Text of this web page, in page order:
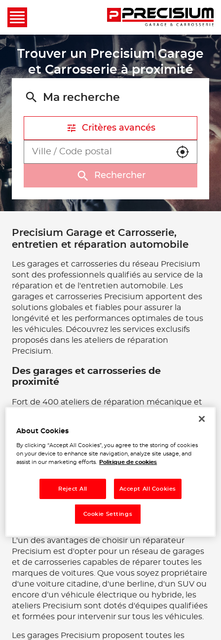
Trouver un Precisium Garage
et Carrosserie à proximité
Ma recherche
Critères avancés
Utiliser
Rechercher
Precisium Garage et Carrosserie,
entretien et réparation automobile
Les garages et carrosseries du réseau Precisium
sont des professionnels qualifiés au service de la
réparation et de l'entretien automobile. Les
garages et carrosseries Precisium apportent des
solutions globales et fiables pour assurer la
longévité et les performances optimales de tous
les véhicules. Découvrez les services exclusifs
proposés dans les ateliers de réparation
Precisium.
Des garages et carrosseries de
proximité
Fort de 400 ateliers de réparation mécanique et
trouverez toujours un garage ou une carrosserie
Precisium près de chez vous. Les réparateurs
Precisium offrent une gamme complète de
services allant de l'entretien régulier aux
réparations les plus complexes et techniques.
Faites confiance à nos garagistes et carrossiers
pour l'entretien de vos véhicules.
L'un des avantages de choisir un réparateur
Precisium est d'opter pour un réseau de garages
et de carrosseries capables de réparer toutes les
marques de voitures. Que vous soyez propriétaire
d'une voiture citadine, d'une berline, d'un SUV ou
encore d'un véhicule électrique ou hybride, les
ateliers Precisium sont dotés d'équipes qualifiées
et formées pour intervenir sur tous les véhicules.
Les garages Precisium proposent toutes les
About Cookies
By clicking “Accept All Cookies”, you agree to the storing of cookies
on your device to enhance site navigation, analyze site usage, and
assist in our marketing efforts.
Politique de cookies
Reject All Accept All Cookies
Cookie Settings